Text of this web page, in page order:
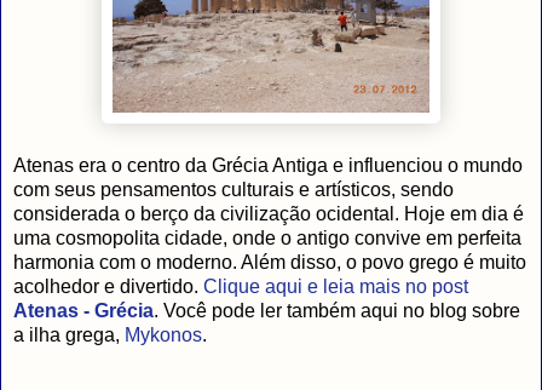
Atenas era o centro da Grécia Antiga e influenciou o mundo
com seus pensamentos culturais e artísticos, sendo
considerada o berço da civilização ocidental. Hoje em dia é
uma cosmopolita cidade, onde o antigo convive em perfeita
harmonia com o moderno. Além disso, o povo grego é muito
acolhedor e divertido. Clique aqui e leia mais no post
Atenas - Grécia. Você pode ler também aqui no blog sobre
a ilha grega, Mykonos.